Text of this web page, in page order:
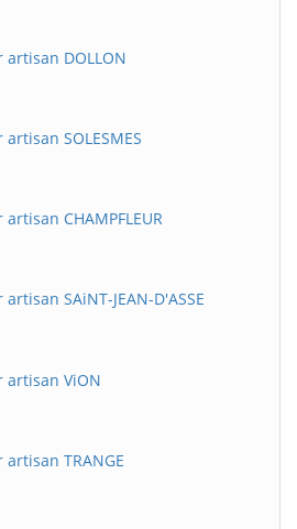
DOLLON
SOLESMES
CHAMPFLEUR
SAiNT-JEAN-D'ASSE
artisan ViON
TRANGE